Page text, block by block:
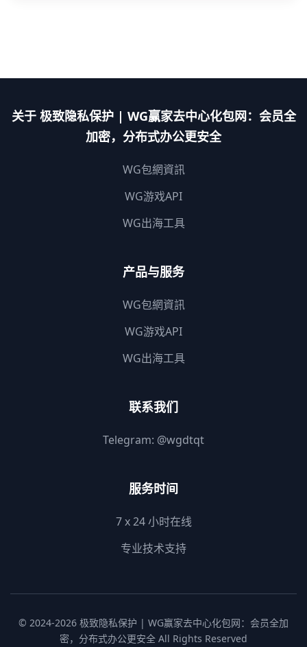
关于 极致隐私保护 | WG赢家去中心化包网：会员全
加密，分布式办公更安全
WG包網資訊
WG游戏API
WG出海工具
产品与服务
WG包網資訊
WG游戏API
WG出海工具
联系我们
Telegram: @wgdtqt
服务时间
7 x 24 小时在线
专业技术支持
© 2024-2026 极致隐私保护 | WG赢家去中心化包网：会员全加
密，分布式办公更安全 All Rights Reserved